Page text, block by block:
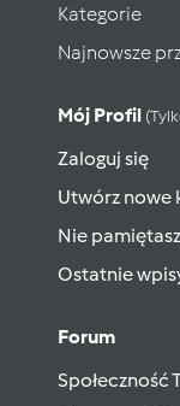
Kategorie
Najnowsze
Mój Profil
Zaloguj się
Utwórz nowe
Nie pamiętasz
Ostatnie
Forum
Społeczność